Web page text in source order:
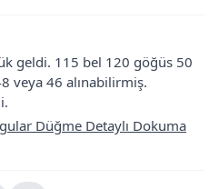
geldi. 115 bel 120 göğüs 50
veya 46 alınabilirmiş.
Düğme Detaylı Dokuma